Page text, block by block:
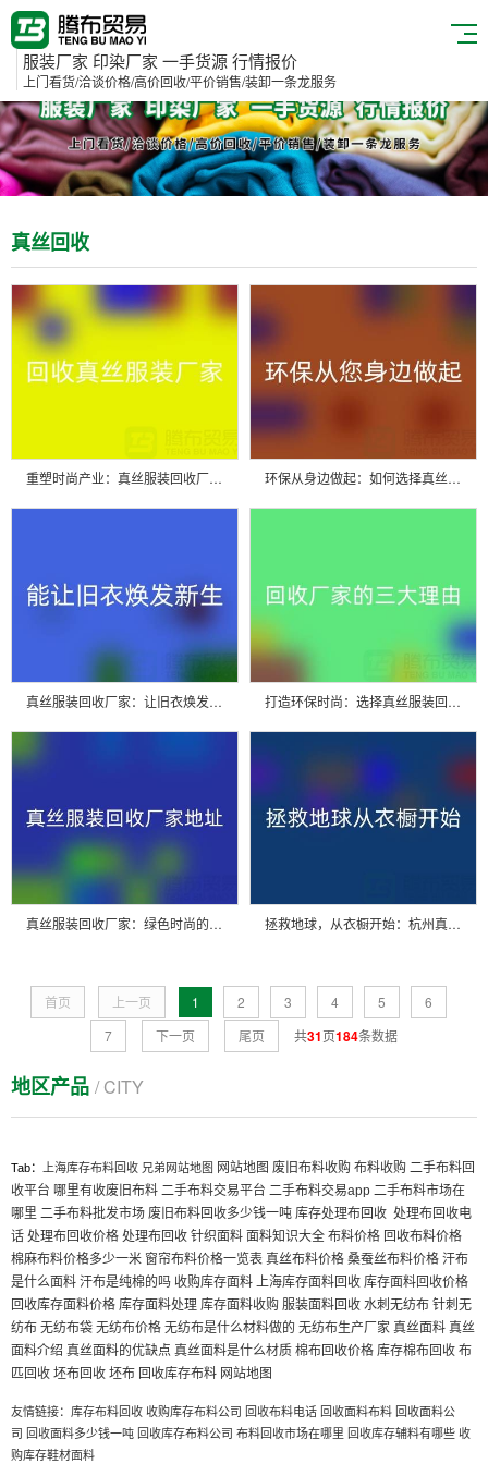
服装厂家 印染厂家 一手货源 行情报价
上门看货/洽谈价格/高价回收/平价销售/装卸一条龙服务
真丝回收
重塑时尚产业：真丝服装回收厂家的绿色革命 环保从身边做起：如何选择真丝服装回收厂家
真丝服装回收厂家：让旧衣焕发新生的魔法工厂 打造环保时尚：选择真丝服装回收厂家的三大理由
真丝服装回收厂家：绿色时尚的新选择 拯救地球，从衣橱开始：杭州真丝服装回收厂家的重要使命
首页 上一页 1 2 3 4 5
6
7
下一页 尾页 共31页184条数据
地区产品 / CITY
Tab： 上海库存布料回收 兄弟网站地图 网站地图 废旧布料收购 布料收购 二手布料回
收平台 哪里有收废旧布料 二手布料交易平台 二手布料交易app 二手布料市场在
哪里 二手布料批发市场 废旧布料回收多少钱一吨 库存处理布回收 处理布回收电
话 处理布回收价格 处理布回收 针织面料 面料知识大全 布料价格 回收布料价格
棉麻布料价格多少一米 窗帘布料价格一览表 真丝布料价格 桑蚕丝布料价格 汗布
是什么面料 汗布是纯棉的吗 收购库存面料 上海库存面料回收 库存面料回收价格
回收库存面料价格 库存面料处理 库存面料收购 服装面料回收 水刺无纺布 针刺无
纺布 无纺布袋 无纺布价格 无纺布是什么材料做的 无纺布生产厂家 真丝面料 真丝
面料介绍 真丝面料的优缺点 真丝面料是什么材质 棉布回收价格 库存棉布回收 布
匹回收 坯布回收 坯布 回收库存布料 网站地图
友情链接： 库存布料回收收购库存布料公司 回收布料电话 回收面料布料 回收面料公
司 回收面料多少钱一吨 回收库存布料公司 布料回收市场在哪里 回收库存辅料有哪些收
购库存鞋材面料